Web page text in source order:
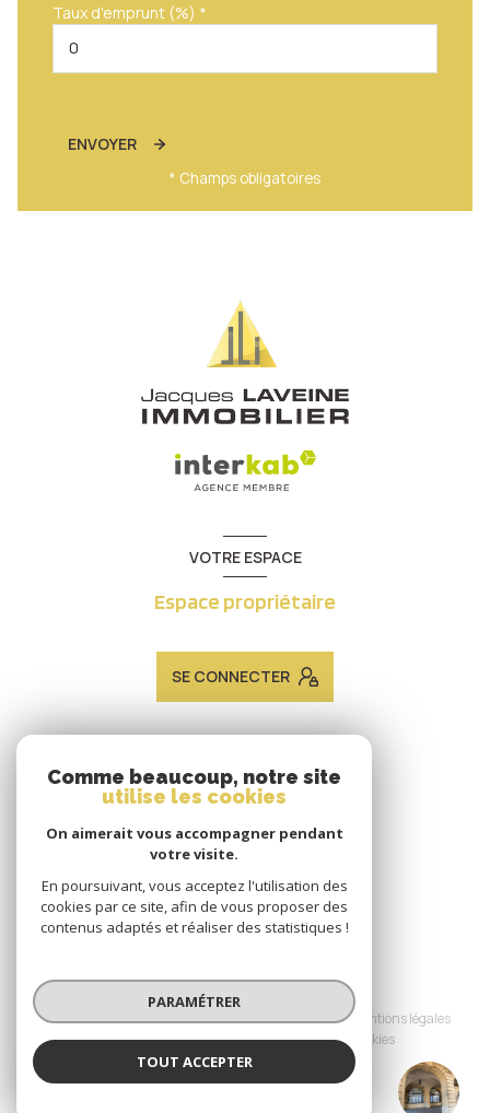
Taux d'emprunt (%) *
ENVOYER
* Champs obligatoires
JACQUES LAVEINE IMMOBILIER METZ
VOTRE ESPACE
Espace propriétaire
SE CONNECTER
ADHÉRENTS
Nous adhérons
Nos honoraires
Nos partenaires
Mentions légales
Admin
Politique RGPD Cookies
Réalisé par :
Comme beaucoup, notre site
utilise les cookies
On aimerait vous accompagner pendant
votre visite.
En poursuivant, vous acceptez l'utilisation des
cookies par ce site, afin de vous proposer des
contenus adaptés et réaliser des statistiques !
PARAMÉTRER
TOUT ACCEPTER